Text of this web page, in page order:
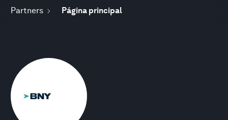
Partners Página principal